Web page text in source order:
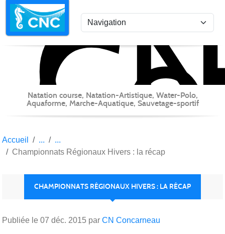
Natation course, Natation-Artistique, Water-Polo,
Aquaforme, Marche-Aquatique, Sauvetage-sportif
Accueil
Championnats Régionaux Hivers : la récap
CHAMPIONNATS RÉGIONAUX HIVERS : LA RÉCAP
Publiée le 07 déc. 2015 par CN Concarneau
Panneau de gestion des cookies